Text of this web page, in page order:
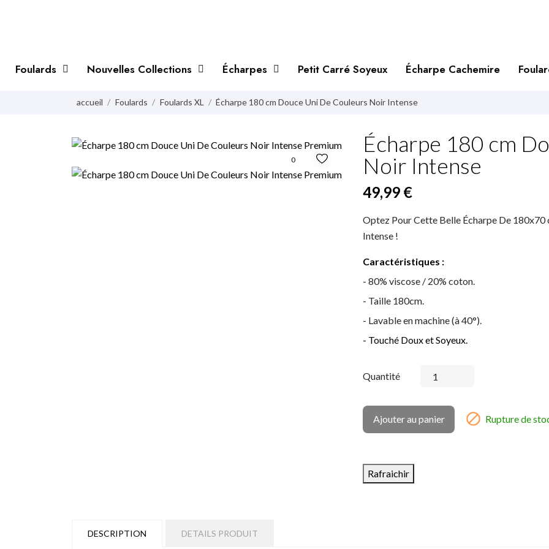
Foulards Nouvelles Collections Écharpes Petit Carré Soyeux Écharpe Cachemire
accueil Foulards Foulards XL Écharpe 180 cm Douce Uni De Couleurs Noir Intense
0
Écharpe 180 cm
Noir Intense
49,99 €
Optez Pour Cette Belle Écharpe De
Intense !
Caractéristiques :
- 80% viscose / 20% coton.
- Taille 180cm.
- Lavable en machine (à 40°).
- Touché Doux et Soyeux.
Quantité
Ajouter au panier  Rupture de
DESCRIPTION DETAILS PRODUIT